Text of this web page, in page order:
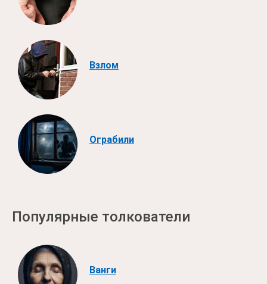
Взлом
Ограбили
Популярные толкователи
Ванги